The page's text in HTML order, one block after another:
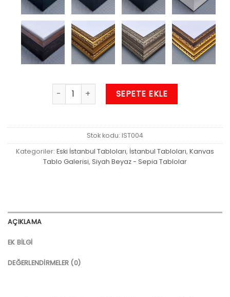
Arnavutköy Shore, 1910 Tablo adet
SEPETE EKLE
Stok kodu: IST004
Kategoriler: Eski İstanbul Tabloları, İstanbul Tabloları, Kanvas
Tablo Galerisi, Siyah Beyaz - Sepia Tablolar
AÇIKLAMA
EK BILGI
DEĞERLENDIRMELER (0)